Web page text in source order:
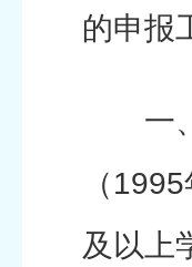
的申报
一、“
（
及以上